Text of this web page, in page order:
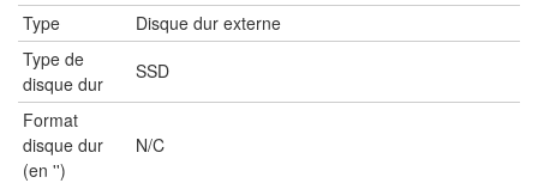
Type
Disque dur externe
Type de
disque dur
SSD
Format
disque dur
(en '')
N/C